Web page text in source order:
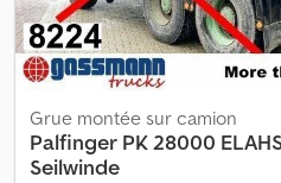
Grue montée sur camion
Palfinger PK 28000
Seilwinde